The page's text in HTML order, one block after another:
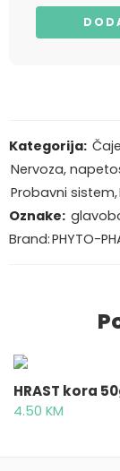
Kategorija:
Nervoza,
Probavni sistem,
Oznake:
Brand:PHYTO-
4.50 KM